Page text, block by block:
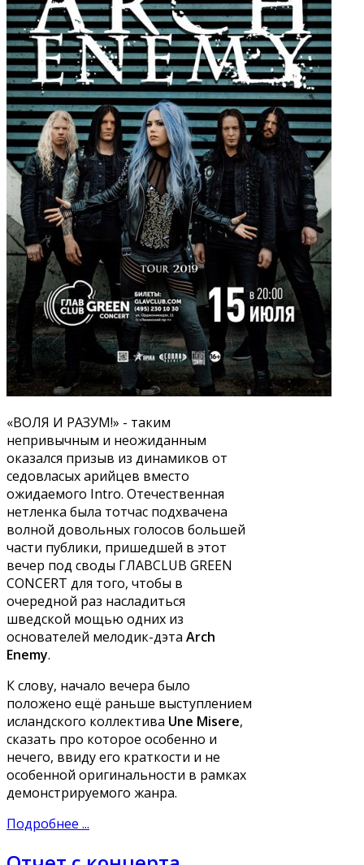
«ВОЛЯ И РАЗУМ!» - таким
непривычным и неожиданным
оказался призыв из динамиков от
седовласых арийцев вместо
ожидаемого Intro. Отечественная
нетленка была тотчас подхвачена
волной довольных голосов большей
части публики, пришедшей в этот
вечер под своды ГЛАВCLUB GREEN
CONCERT для того, чтобы в
очередной раз насладиться
шведской мощью одних из
основателей мелодик-дэта Arch
Enemy.
К слову, начало вечера было
положено ещё раньше выступлением
исландского коллектива Une Misere,
сказать про которое особенно и
нечего, ввиду его краткости и не
особенной оригинальности в рамках
демонстрируемого жанра.
Подробнее ...